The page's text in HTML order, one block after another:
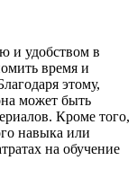
и удобством в
время и
этому,
может быть
Кроме того,
навыка или
на обучение